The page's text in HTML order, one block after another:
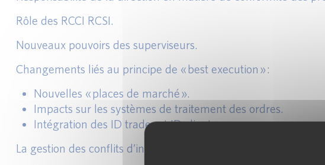
Rôle des RCCI RCSI.
Nouveaux pouvoirs des superviseurs.
Changements liés au principe de « best execution » :
Nouvelles « places de marché ».
Impacts sur les systèmes de traitement des ordres.
Intégration des ID trader et ID client.
La gestion des conflits d’intérêt :